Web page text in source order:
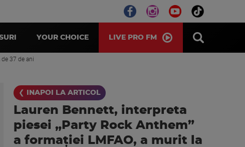
YOUR CHOICE LIVE PRO FM
37 de ani
❮ INAPOI LA ARTICOL
Lauren Bennett, interpreta
piesei „Party Rock Anthem”
a formației LMFAO, a murit la